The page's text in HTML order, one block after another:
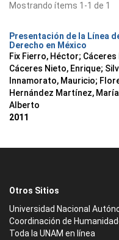
Mostrando ítems 1-1 de 1
Presentación de la Línea
Derecho en México
Fix Fierro, Héctor; Cáceres
Cáceres Nieto, Enrique;
Innamorato, Mauricio;
Hernández Martínez,
Alberto
2011
Otros Sitios
Universidad Nacional
Coordinación de
Toda la UNAM en línea